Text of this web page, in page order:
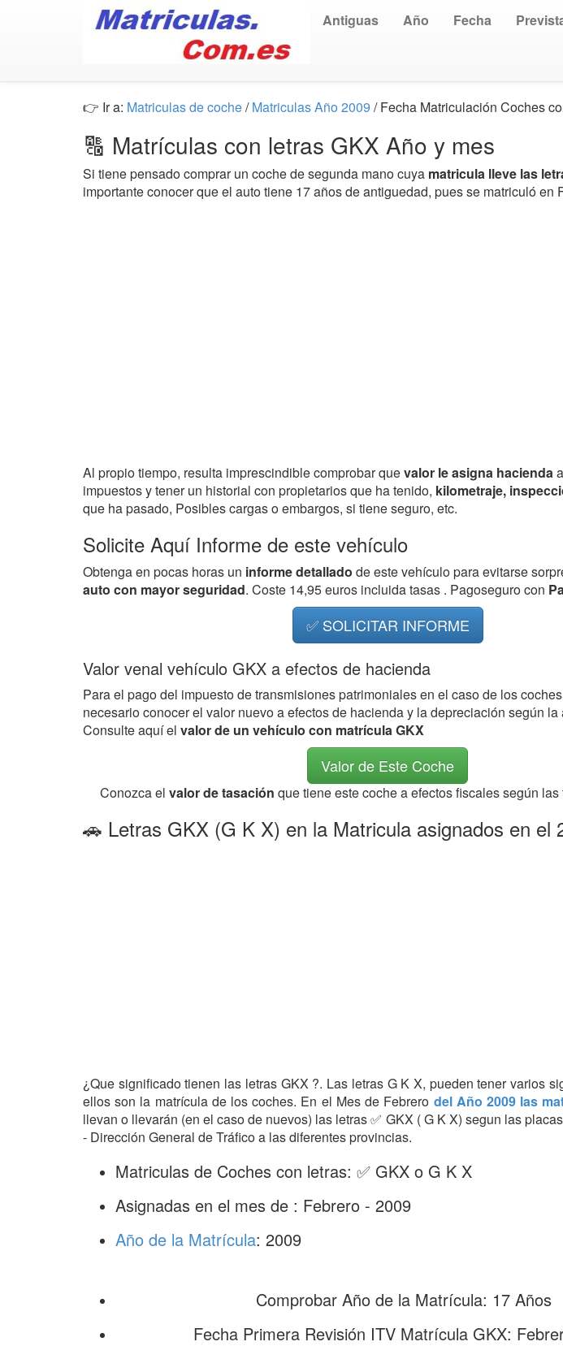
Antiguas Año Fecha
👉 Ir a: Matriculas de coche/Matriculas Año 2009 / Fecha Matriculación Coches
🔠 Matrículas con letras GKX Año y mes
Si tiene pensado comprar un coche de segunda mano cuya matricula lleve las
importante conocer que el auto tiene 17 años de antiguedad, pues se matriculó en
Al propio tiempo, resulta imprescindible comprobar quevalor le asigna hacienda
impuestos y tener un historial con propietarios que ha tenido, kilometraje,
que ha pasado, Posibles cargas o embargos, si tiene seguro, etc.
Solicite Aquí Informe de este vehículo
Obtenga en pocas horas un informe detallado de este vehículo para evitarse
auto con mayor seguridad. Coste 14,95 euros incluida tasas . Pagoseguro con
✅ SOLICITAR INFORME
Valor venal vehículo GKX a efectos de hacienda
Para el pago del impuesto de transmisiones patrimoniales en el caso de los
necesario conocer el valor nuevo a efectos de hacienda y la depreciación según
Consulte aquí el valor de un vehículo con matrícula GKX
Valor de Este Coche
Conozca el valor de tasación que tiene este coche a efectos fiscales según
🚗 Letras GKX (G K X) en la Matricula asignados en el
¿Que significado tienen las letras GKX ?. Las letras G K X, pueden tener varios
ellos son la matrícula de los coches. En el Mes de Febrero del Año 2009 las
llevan o llevarán (en el caso de nuevos) las letras ✅ GKX ( G K X) segun las
- Dirección General de Tráfico a las diferentes provincias.
Matriculas de Coches con letras: ✅ GKX o G K X
Asignadas en el mes de : Febrero - 2009
Año de la Matrícula: 2009
Comprobar Año de la Matrícula: 17 Años
Fecha Primera Revisión ITV Matrícula GKX: